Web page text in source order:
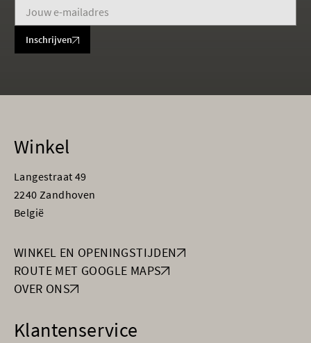
Inschrijven
Winkel
Langestraat 49
2240 Zandhoven
België
WINKEL EN OPENINGSTIJDEN
ROUTE MET GOOGLE MAPS
OVER ONS
Klantenservice